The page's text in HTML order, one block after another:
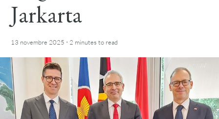
Jarkarta
13 novembre 2025 · 2 minutes to read